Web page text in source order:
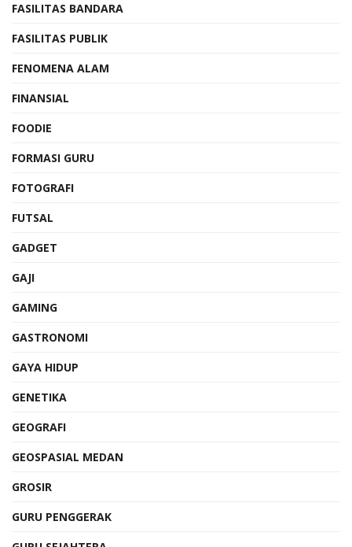
FASILITAS BANDARA
FASILITAS PUBLIK
FENOMENA ALAM
FINANSIAL
FOODIE
FORMASI GURU
FOTOGRAFI
FUTSAL
GADGET
GAJI
GAMING
GASTRONOMI
GAYA HIDUP
GENETIKA
GEOGRAFI
GEOSPASIAL MEDAN
GROSIR
GURU PENGGERAK